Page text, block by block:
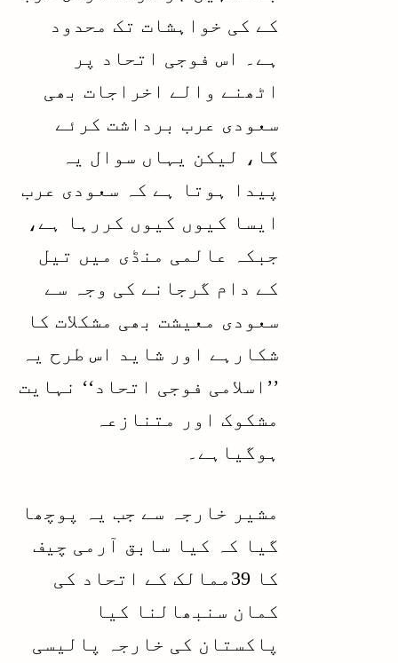
کے کی خواہشات تک محدود
ہے۔ اس فوجی اتحاد پر
اٹھنے والے اخراجات بھی
سعودی عرب برداشت کرئے
گا، لیکن یہاں سوال یہ
پیدا ہوتا ہے کہ سعودی عرب
ایسا کیوں کیوں کررہا ہے،
جبکہ عالمی منڈی میں تیل
کے دام گرجانے کی وجہ سے
سعودی معیشت بھی مشکلات کا
شکارہے اور شاید اس طرح یہ
’’اسلامی فوجی اتحاد‘‘ نہایت
مشکوک اور متنازعہ
ہوگیاہے۔
مشیر خارجہ سے جب یہ پوچھا
گیا کہ کیا سابق آرمی چیف
کا 39ممالک کے اتحاد کی
کمان سنبھالنا کیا
پاکستان کی خارجہ پالیسی